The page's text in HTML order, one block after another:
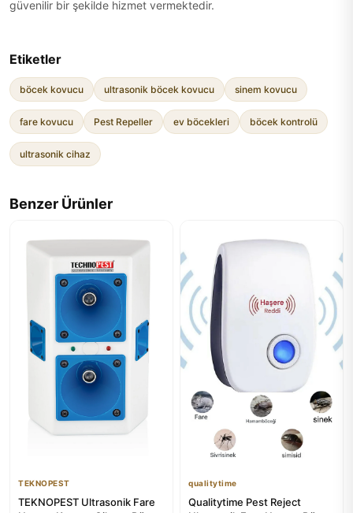
güvenilir bir şekilde hizmet vermektedir.
Etiketler
böcek kovucu ultrasonik böcek kovucu sinem kovucu
fare kovucu Pest Repeller ev böcekleri böcek kontrolü
ultrasonik cihaz
Benzer Ürünler
TEKNOPEST
TEKNOPEST Ultrasonik Fare
qualitytime
Qualitytime Pest Reject